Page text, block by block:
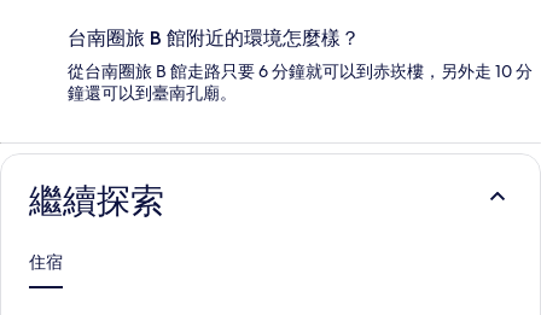
台南圈旅 B 館附近的環境怎麼樣？
從台南圈旅 B 館走路只要 6 分鐘就可以到赤崁樓，另外走 10 分
鐘還可以到臺南孔廟。
繼續探索
住宿